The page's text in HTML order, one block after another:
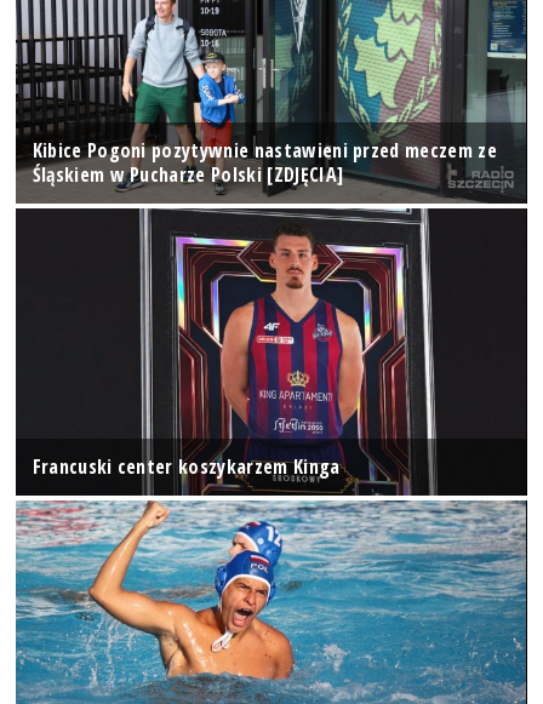
Kibice Pogoni pozytywnie nastawieni przed meczem ze
Śląskiem w Pucharze Polski [ZDJĘCIA]
Francuski center koszykarzem Kinga